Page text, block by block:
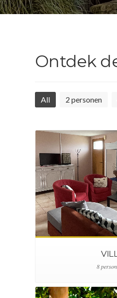
Ontdek
All 2 personen
8